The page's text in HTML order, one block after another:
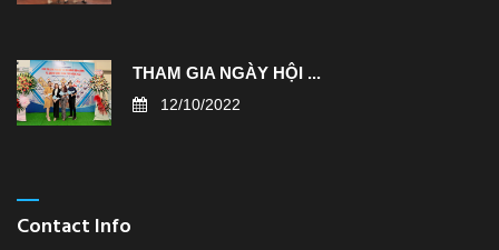
THAM GIA NGÀY HỘI ...
12/10/2022
Contact Info